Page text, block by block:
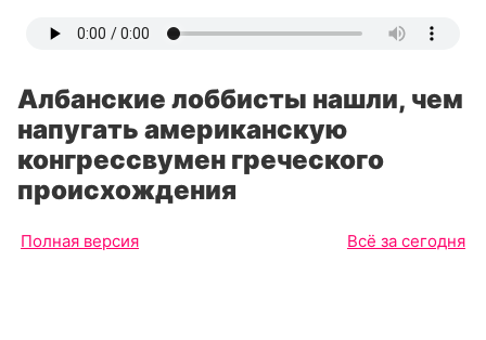
Албанские лоббисты нашли, чем
напугать американскую
конгрессвумен греческого
происхождения
Полная версия Всё за сегодня